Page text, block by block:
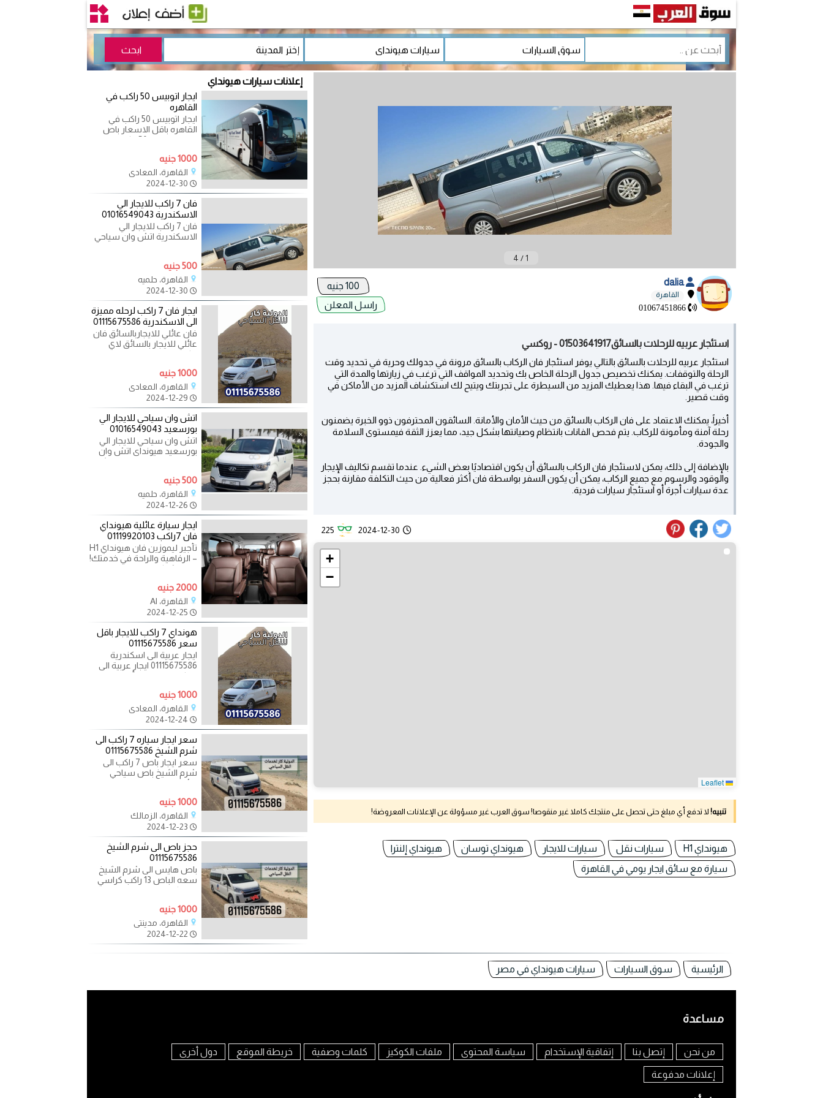
1
/
4
dalia
القاهرة
01067451866
راسل المعلن
استئجار عربيه للرحلات بالسائق01503641917 - روكسي
استئجار عربيه للرحلات بالسائق بالتالي يوفر استئجار فان الركاب بالسائق مرونة في جدولك وحرية في تحديد وقت
الرحلة والتوقفات. يمكنك تخصيص جدول الرحلة الخاص بك وتحديد المواقف التي ترغب في زيارتها والمدة التي
ترغب في البقاء فيها. هذا يعطيك المزيد من السيطرة على تجربتك ويتيح لك استكشاف المزيد من الأماكن في
وقت قصير.
أخيراً، يمكنك الاعتماد على فان الركاب بالسائق من حيث الأمان والأمانة. السائقون المحترفون ذوو الخبرة يضمنون
رحلة آمنة ومأمونة للركاب. يتم فحص الفانات بانتظام وصيانتها بشكل جيد، مما يعزز الثقة فيمستوى السلامة
والجودة.
بالإضافة إلى ذلك، يمكن لاستئجار فان الركاب بالسائق أن يكون اقتصاديًا بعض الشيء. عندما تقسم تكاليف الإيجار
والوقود والرسوم مع جميع الركاب، يمكن أن يكون السفر بواسطة فان أكثر فعالية من حيث التكلفة مقارنة بحجز
عدة سيارات أجرة أو استئجار سيارات فردية.
2024-12-30
225
+
−
تنبيه! لا تدفع أي مبلغ حتى تحصل على منتجك كاملا غير منقوصا! سوق العرب غير مسؤولة عن الإعلانات المعروضة!
هيونداي H1 سيارات نقل سيارات للايجار هيونداي توسان
هيونداي إلنترا
سيارة مع سائق ايجار يومي في القاهرة
إعلانات سيارات هيونداي
ايجار اتوبيس 50 راكب في
القاهره
ايجار اتوبيس 50 راكب في
القاهره باقل الاسعار باص
سياحي سعه 50 راكب مجهز
1000 جنيه
القاهرة، المعادي
2024-12-30
فان 7 راكب للايجار الي
الاسكندرية 01016549043
فان 7 راكب للايجار الي
الاسكندرية اتش وان سياحي
500 جنيه
القاهرة، حلميه
2024-12-30
ايجار فان 7 راكب لرحله مميزة
الى الاسكندرية 01115675586
فان عائلي للايجاربالسائق فان
عائلي للايجار بالسائق لاي
مكان داخل وخارج القاهره
1000 جنيه
القاهرة، المعادي
2024-12-29
اتش وان سياحي للايجار الي
بورسعيد 01016549043
اتش وان سياحي للايجار الي
بورسعيد هيونداى اتش وان
للايجار اليومى هيونداى اتش
500 جنيه
القاهرة، حلميه
2024-12-26
ايجار سيارة عائلية هيونداي
فان 7راكب 01119920103
تأجير ليموزين فان هيونداي H1
– الرفاهية والراحة في خدمتك!
تقدم شركة ليموزين نصار
2000 جنيه
القاهرة، Al
2024-12-25
هونداي 7 راكب للايجار باقل
سعر 01115675586
ايجار عربية الى اسكندرية
01115675586 ايجار عربية الى
اسكندرية عندما يأتي الحديث
1000 جنيه
القاهرة، المعادي
2024-12-24
سعر ايجار سياره 7 راكب الى
شرم الشيخ 01115675586
سعر ايجار باص 7 راكب الى
شرم الشيخ باص سياحي
عائلي بامتياز صالون فاخر
1000 جنيه
القاهرة، الزمالك
2024-12-23
حجز باص الى شرم الشيخ
01115675586
باص هايس الى شرم الشيخ
سعه الباص 13 راكب كراسي
متحركه سقف عالي الباص
1000 جنيه
القاهرة، مدينتي
2024-12-22
الرئيسية سوق السيارات سيارات هيونداي في مصر
مساعدة
من نحن إتصل بنا إتفاقية الإستخدام سياسة المحتوى ملفات الكوكيز كلمات وصفية خريطة الموقع دول أخرى
إعلانات مدفوعة